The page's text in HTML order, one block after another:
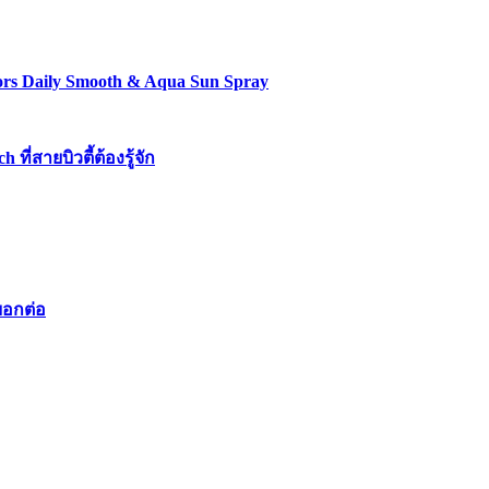
Daily Smooth & Aqua Sun Spray
ที่สายบิวตี้ต้องรู้จัก
อกต่อ